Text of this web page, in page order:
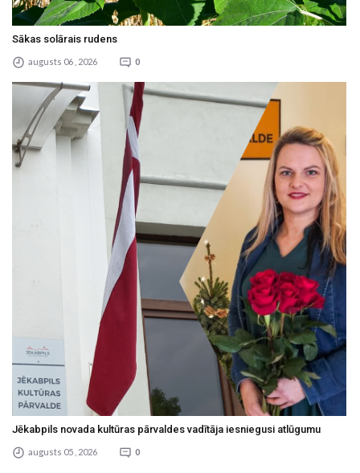
Sākas solārais rudens
augusts 06 , 2026 0
Jēkabpils novada kultūras pārvaldes vadītāja iesniegusi atlūgumu
augusts 05 , 2026 0